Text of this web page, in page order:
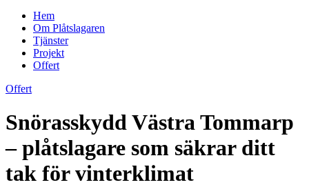
Hem
Om Plåtslagaren
Tjänster
Projekt
Offert
Offert
Snörasskydd Västra Tommarp
– plåtslagare som säkrar ditt
tak för vinterklimat